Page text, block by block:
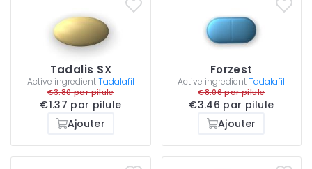
Tadalis SX
Active ingredientTadalafil
€3.80 par pilule
€1.37 par pilule
Ajouter
Forzest
Active ingredientTadalafil
€8.06 par pilule
€3.46 par pilule
Ajouter